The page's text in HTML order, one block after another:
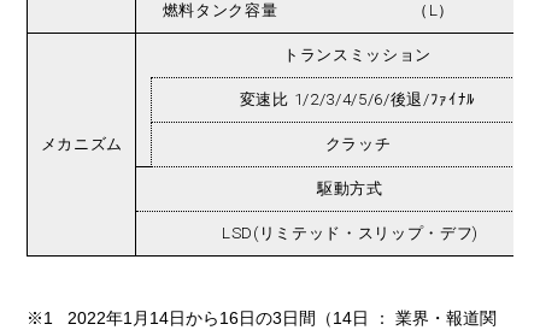
燃料タンク容量 （L）
メカニズム
トランスミッション
変速比 1/2/3/4/5/6/後退/ﾌｧｲﾅﾙ
クラッチ
駆動方式
LSD(リミテッド・スリップ・デフ)
※1
2022年1月14日から16日の3日間（14日 ： 業界・報道関